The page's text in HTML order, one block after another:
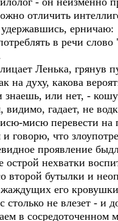
отличить
ерничаю:
в речи
Ленька, грянув
на духу, какова
знаешь, или нет, -
гадает, не
мисю перевести на
что
проявление
острой нехватки
второй бутылки и
жаждущих его
столько не влезет - и
в сосредоточенном